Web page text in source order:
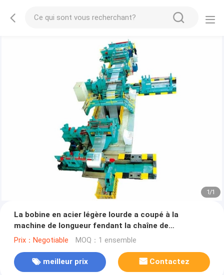
1/1
La bobine en acier légère lourde a coupé à la
machine de longueur fendant la chaîne de
production 3x1600mm
Prix：Negotiable MOQ：1 ensemble
meilleur prix Contactez